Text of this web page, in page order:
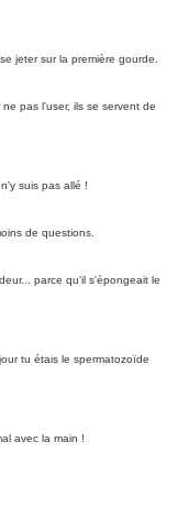
jeter sur la première gourde.
pas l'user, ils se servent de
suis pas allé !
de questions.
parce qu'il s'épongeait le
tu étais le spermatozoïde
avec la main !